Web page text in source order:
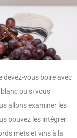
devez-vous boire avec
blanc ou si vous
allons examiner les
pouvez les intégrer
mets et vins à la